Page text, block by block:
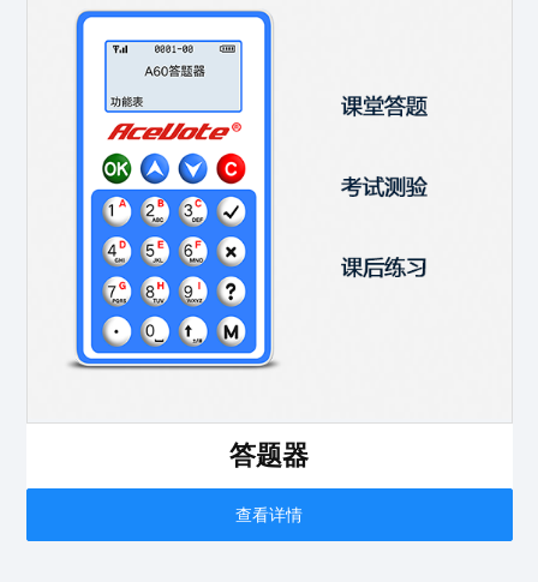
答题器
查看详情